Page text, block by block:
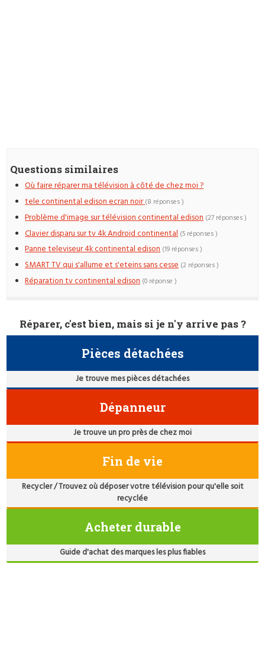
Questions similaires
Où faire réparer ma télévision à côté de chez moi ?
tele continental edison ecran noir(8 réponses )
Problème d'image sur télévision continental edison (27 réponses )
Clavier disparu sur tv 4k Android continental (5 réponses )
Panne televiseur 4k continental edison (19 réponses )
SMART TV qui s'allume et s'eteins sans cesse (2 réponses )
Réparation tv continental edison (0 réponse )
Réparer, c'est bien, mais si je n'y arrive pas ?
Pièces détachées
Je trouve mes pièces détachées
Dépanneur
Je trouve un pro près de chez moi
Fin de vie
Recycler / Trouvez où déposer votre télévision pour qu'elle soit
recyclée
Acheter durable
Guide d'achat des marques les plus fiables